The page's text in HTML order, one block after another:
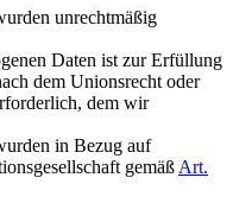
unrechtmäßig
Daten ist zur Erfüllung
dem Unionsrecht oder
dem wir
in Bezug auf
gemäß Art.